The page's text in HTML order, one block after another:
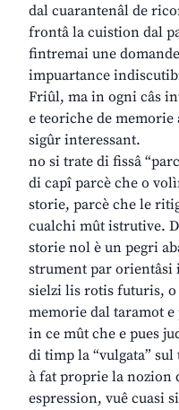
dal cuarantenâl de
frontâ la cuistion dal
fintremai une
impuartance
Friûl, ma in ogni câs
e teoriche de memorie
sigûr interessant.
no si trate di fissâ
di capî parcè che o
storie, parcè che le
cualchi mût istrutive.
storie nol è un pegri
strument par orientâsi
sielzi lis rotis futuris, o
memorie dal taramot
in ce mût che e pues
di timp la “vulgata”
à fat proprie la nozion
espression, vuê cuasi